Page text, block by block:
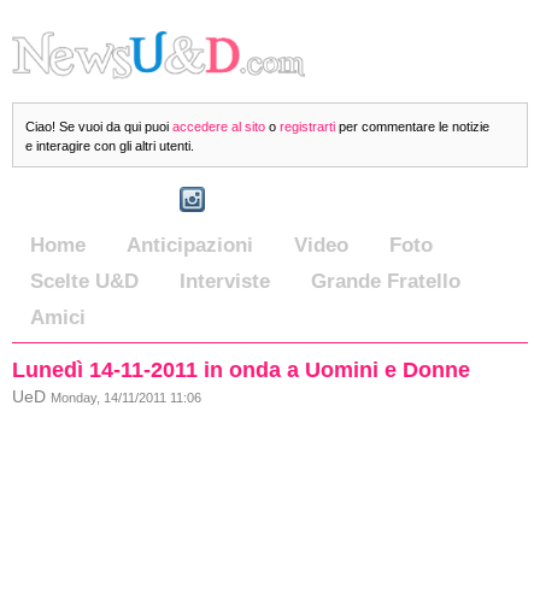
Ciao! Se vuoi da qui puoi accedere al sito o registrarti per commentare le notizie
e interagire con gli altri utenti.
Home Anticipazioni Video
Foto
Scelte U&D
Interviste
Grande Fratello
Amici
Lunedì 14-11-2011 in onda a Uomini e Donne
UeD Monday, 14/11/2011 11:06